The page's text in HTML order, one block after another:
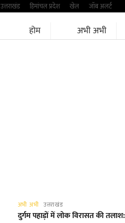
उत्तराखंड हिमांचल प्रदेश खेल जॉब अलर्ट
होम अभी अभी
अभी अभी उत्तराखंड
दुर्गम पहाड़ों में लोक विरासत की